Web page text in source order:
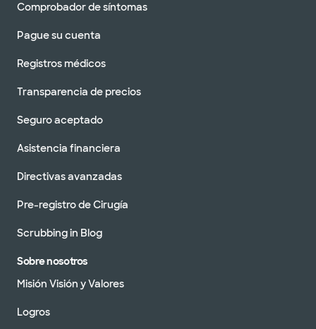
Comprobador de síntomas
Pague su cuenta
Registros médicos
Transparencia de precios
Seguro aceptado
Asistencia financiera
Directivas avanzadas
Pre-registro de Cirugía
Scrubbing in Blog
Sobre nosotros
Misión Visión y Valores
Logros